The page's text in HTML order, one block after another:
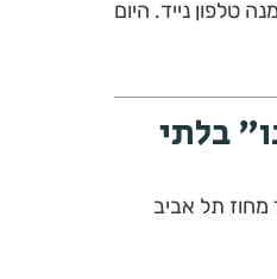
טלפון נייד. היום
בלתי
מחוז תל אביב